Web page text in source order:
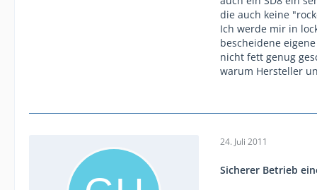
die auch keine
Ich werde mir in
bescheidene
nicht fett genug
warum Hersteller
24. Juli 2011
Sicherer Betrieb